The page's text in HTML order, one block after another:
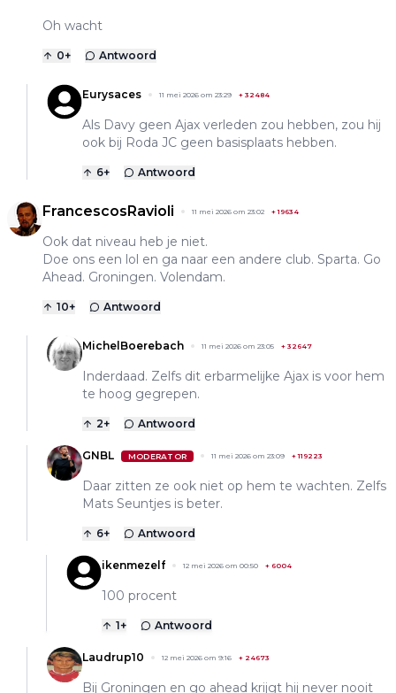
Oh wacht
0+ Antwoord
Eurysaces 11 mei 2026 om 23:29 + 32484
Als Davy geen Ajax verleden zou hebben, zou hij
ook bij Roda JC geen basisplaats hebben.
6+ Antwoord
FrancescosRavioli 11 mei 2026 om 23:02 +19634
Ook dat niveau heb je niet.
Doe ons een lol en ga naar een andere club. Sparta. Go
Ahead. Groningen. Volendam.
10+ Antwoord
MichelBoerebach 11 mei 2026 om 23:05 + 32647
Inderdaad. Zelfs dit erbarmelijke Ajax is voor hem
te hoog gegrepen.
2+ Antwoord
GNBL MODERATOR 11 mei 2026 om 23:09 +119223
Daar zitten ze ook niet op hem te wachten. Zelfs
Mats Seuntjes is beter.
6+ Antwoord
ikenmezelf 12 mei 2026 om 00:50 + 6004
100 procent
1+ Antwoord
Laudrup10 12 mei 2026 om 9:16 + 24673
Bij Groningen en go ahead krijgt hij never nooit